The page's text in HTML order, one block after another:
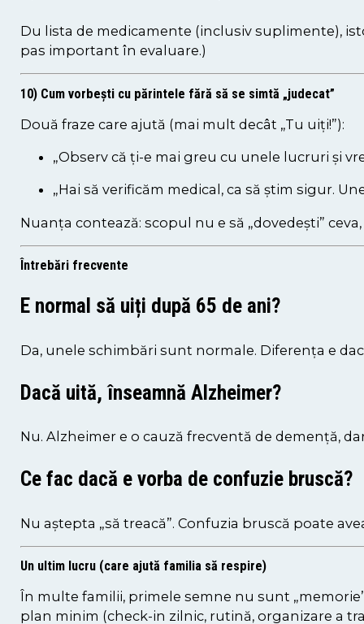
Du lista de medicamente (inclusiv suplimente),
pas important în evaluare.)
10) Cum vorbești cu părintele fără să se simtă „judecat”
Două fraze care ajută (mai mult decât „Tu uiți!”):
„Observ că ți-e mai greu cu unele lucruri și
„Hai să verificăm medical, ca să știm sigur.
Nuanța contează: scopul nu e să „dovedești”
Întrebări frecvente
E normal să uiți după 65 de ani?
Da, unele schimbări sunt normale. Diferența e
Dacă uită, înseamnă Alzheimer?
Nu. Alzheimer e o cauză frecventă de demență,
Ce fac dacă e vorba de confuzie bruscă?
Nu aștepta „să treacă”. Confuzia bruscă poate
Un ultim lucru (care ajută familia să respire)
În multe familii, primele semne nu sunt
plan minim (check-in zilnic, rutină, organizare a